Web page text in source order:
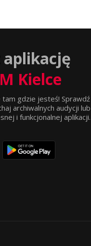
aplikację
Kielce
tam gdzie jesteś!
archiwalnych audycji
i funkcjonalnej aplikacji.